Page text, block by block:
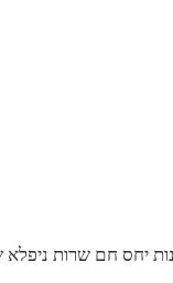
יחס חם שרות